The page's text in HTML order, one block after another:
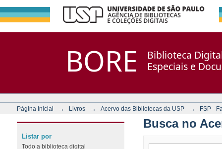
BORE
Biblioteca
Especiais e
Página Inicial → Livros → Acervo das Bibliotecas da USP → FSP -
Busca no
Listar por
Todo a biblioteca digital